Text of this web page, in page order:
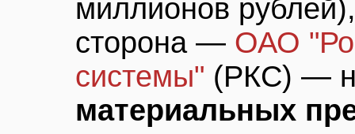
миллионов
сторона — ОАО
системы" (РКС) —
материальных